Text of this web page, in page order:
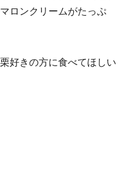
ロンクリームがたっぷ
好きの方に食べてほしい